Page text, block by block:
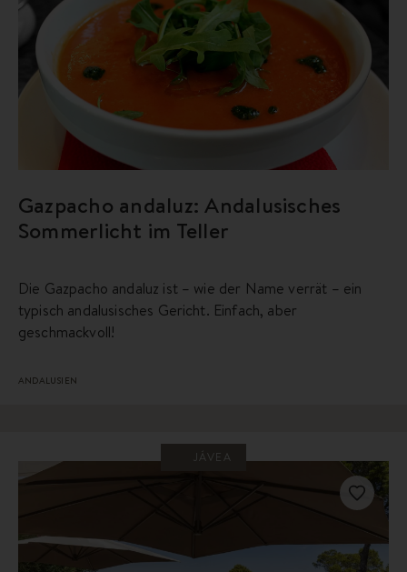
Gazpacho andaluz: Andalusisches
Sommerlicht im Teller
Die Gazpacho andaluz ist – wie der Name verrät – ein
typisch andalusisches Gericht. Einfach, aber
geschmackvoll!
ANDALUSIEN
JÁVEA